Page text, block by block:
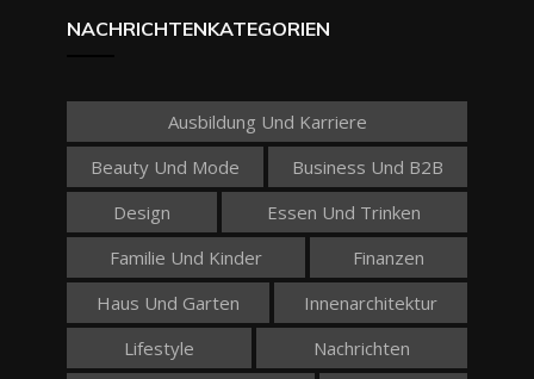
NACHRICHTENKATEGORIEN
Ausbildung Und Karriere
Beauty Und Mode
Business Und B2B
Design
Essen Und Trinken
Familie Und Kinder
Finanzen
Haus Und Garten
Innenarchitektur
Lifestyle
Nachrichten